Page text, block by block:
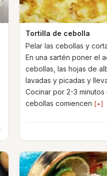
Tortilla de cebolla
Pelar las cebollas y
En una sartén poner el
cebollas, las hojas de
lavadas y picadas y
Cocinar por 2-3
cebollas comiencen [+]